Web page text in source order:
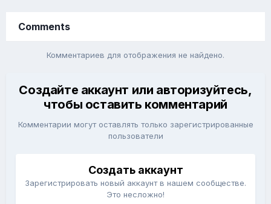
Comments
Комментариев для отображения не найдено.
Создайте аккаунт или авторизуйтесь,
чтобы оставить комментарий
Комментарии могут оставлять только зарегистрированные
пользователи
Создать аккаунт
Зарегистрировать новый аккаунт в нашем сообществе.
Это несложно!